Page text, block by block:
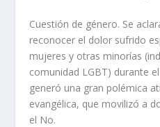
Cuestión de género. Se
reconocer el dolor sufrido
mujeres y otras minorías
comunidad LGBT) durante
generó una gran polémica
evangélica, que movilizó a
el No.